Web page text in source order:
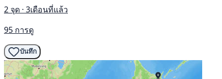
2 จุด · 3เดือนที่แล้ว
95 การดู
บันทึก